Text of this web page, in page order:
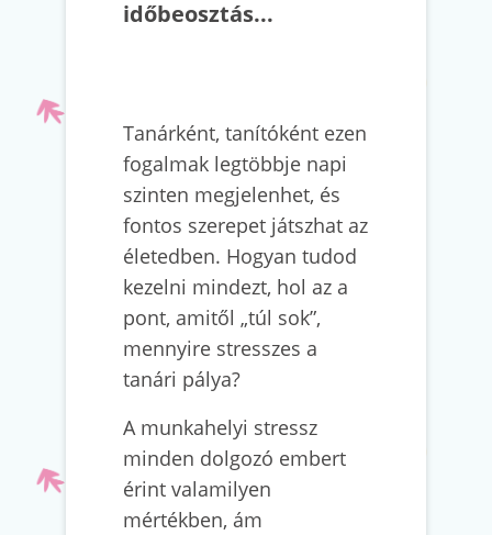
időbeosztás...
Tanárként, tanítóként ezen
fogalmak legtöbbje napi
szinten megjelenhet, és
fontos szerepet játszhat az
életedben. Hogyan tudod
kezelni mindezt, hol az a
pont, amitől „túl sok”,
mennyire stresszes a
tanári pálya?
A munkahelyi stressz
minden dolgozó embert
érint valamilyen
mértékben, ám